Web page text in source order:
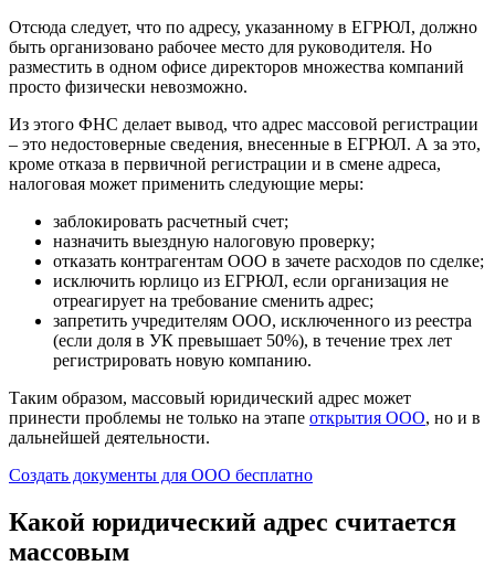
Отсюда следует, что по адресу, указанному в ЕГРЮЛ, должно
быть организовано рабочее место для руководителя. Но
разместить в одном офисе директоров множества компаний
просто физически невозможно.
Из этого ФНС делает вывод, что адрес массовой регистрации
– это недостоверные сведения, внесенные в ЕГРЮЛ. А за это,
кроме отказа в первичной регистрации и в смене адреса,
налоговая может применить следующие меры:
заблокировать расчетный счет;
назначить выездную налоговую проверку;
отказать контрагентам ООО в зачете расходов по сделке;
исключить юрлицо из ЕГРЮЛ, если организация не
отреагирует на требование сменить адрес;
запретить учредителям ООО, исключенного из реестра
(если доля в УК превышает 50%), в течение трех лет
регистрировать новую компанию.
Таким образом, массовый юридический адрес может
принести проблемы не только на этапе открытия ООО, но и в
дальнейшей деятельности.
Создать документы для ООО бесплатно
Какой юридический адрес считается
массовым